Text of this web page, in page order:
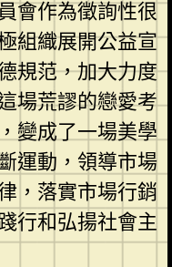
會作為徵詢性很
組織展開公益宣
規范，加大力度
場荒謬的戀愛考
變成了一場美學
運動，領導市場
，落實市場行銷
行和弘揚社會主